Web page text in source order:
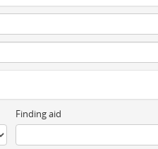
Finding aid